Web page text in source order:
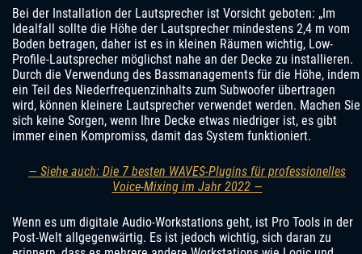
Bei der Installation der Lautsprecher ist Vorsicht geboten: „Im
Idealfall sollte die Höhe der Lautsprecher mindestens 2,4 m vom
Boden betragen, daher ist es in kleinen Räumen wichtig, Low-
Profile-Lautsprecher möglichst nahe an der Decke zu installieren.
Durch die Verwendung des Bassmanagements für die Höhe, indem
ein Teil des Niederfrequenzinhalts zum Subwoofer übertragen
wird, können kleinere Lautsprecher verwendet werden. Machen Sie
sich keine Sorgen, wenn Ihre Decke etwas niedriger ist, es gibt
immer einen Kompromiss, damit das System funktioniert.
— Siehe auch: Die 7 besten WAVES-Plugins für professionelles
Voice-Mixing im Jahr 2022 —
Wenn es um digitale Audio-Workstations geht, ist Pro Tools in der
Post-Welt allgegenwärtig. Es ist jedoch wichtig, sich daran zu